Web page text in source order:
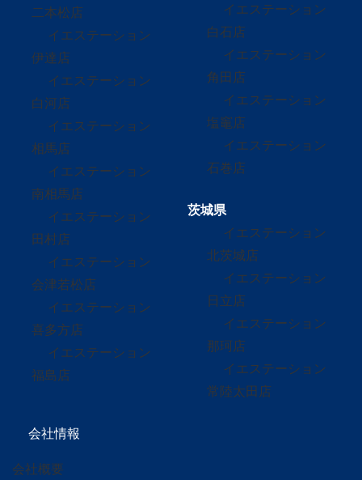
二本松店
イエステーション
伊達店
イエステーション
白河店
イエステーション
相馬店
イエステーション
南相馬店
イエステーション
田村店
イエステーション
会津若松店
イエステーション
喜多方店
イエステーション
福島店
イエステーション
白石店
イエステーション
角田店
イエステーション
塩竈店
イエステーション
石巻店
茨城県
イエステーション
北茨城店
イエステーション
日立店
イエステーション
那珂店
イエステーション
常陸太田店
会社情報
会社概要